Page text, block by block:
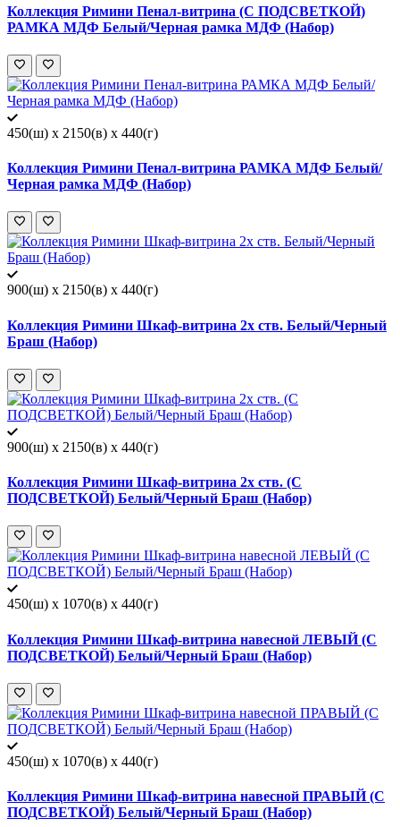
Коллекция Римини Пенал-витрина (С ПОДСВЕТКОЙ)
РАМКА МДФ Белый/Черная рамка МДФ (Набор)
450(ш) x 2150(в) x 440(г)
Коллекция Римини Пенал-витрина РАМКА МДФ Белый/
Черная рамка МДФ (Набор)
900(ш) x 2150(в) x 440(г)
Коллекция Римини Шкаф-витрина 2х ств. Белый/Черный
Браш (Набор)
900(ш) x 2150(в) x 440(г)
Коллекция Римини Шкаф-витрина 2х ств. (С
ПОДСВЕТКОЙ) Белый/Черный Браш (Набор)
450(ш) x 1070(в) x 440(г)
Коллекция Римини Шкаф-витрина навесной ЛЕВЫЙ (С
ПОДСВЕТКОЙ) Белый/Черный Браш (Набор)
450(ш) x 1070(в) x 440(г)
Коллекция Римини Шкаф-витрина навесной ПРАВЫЙ (С
ПОДСВЕТКОЙ) Белый/Черный Браш (Набор)